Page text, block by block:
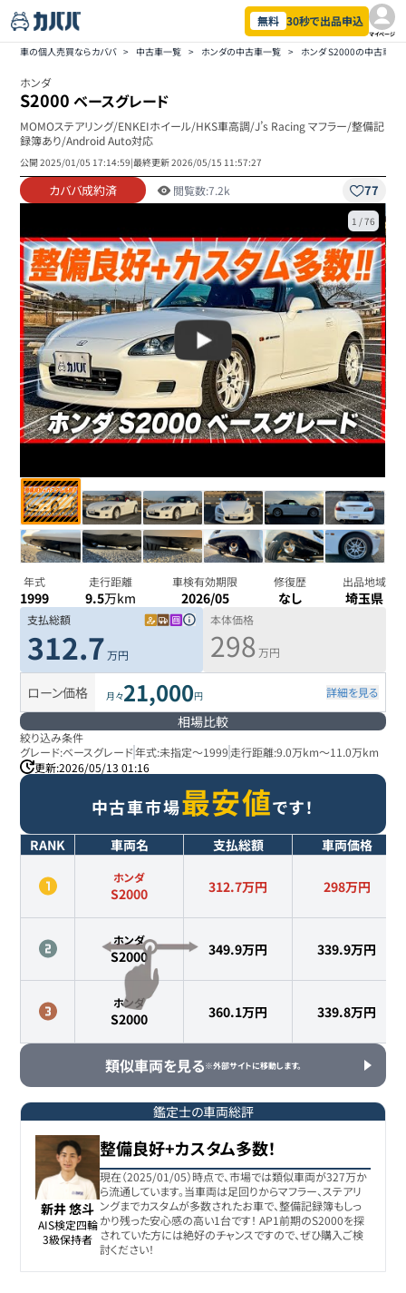
無料 30秒で出品申込
マイページ
車の個人売買ならカババ > 中古車一覧 > ホンダの中古車一覧 > ホンダ S2000の中古車一
ホンダ
S2000 ベースグレード
MOMOステアリング/ENKEIホイール/HKS車高調/J’s Racing マフラー/整備記
録簿あり/Android Auto対応
公開2025/01/05 17:14:59|最終更新2026/05/15 11:57:27
カババ成約済 閲覧数:7.2k 77
1 /76
年式
1999
走行距離
9.5万km
車検有効期限
2026/05
修復歴
なし
出品地域
埼玉県
支払総額
312.7 万円
本体価格
298 万円
ローン価格 月々21,000円 詳細を見る
相場比較
絞り込み条件
グレード:ベースグレード年式:未指定～1999 走行距離:9.0万km～11.0万km
更新:2026/05/13 01:16
中古車市場最安値です！
RANK 車両名 支払総額 車両価格
ホンダ
S2000 312.7万円 298万円
ホンダ
S2000 349.9万円 339.9万円
ホンダ
S2000 360.1万円 339.8万円
類似車両を見る※外部サイトに移動します。
鑑定士の車両総評
新井 悠斗
AIS検定四輪
3級保持者
整備良好+カスタム多数！
現在（2025/01/05）時点で、市場では類似車両が327万か
ら流通しています。当車両は足回りからマフラー、ステアリ
ングまでカスタムが多数されたお車で、整備記録簿もしっ
かり残った安心感の高い1台です！ AP1前期のS2000を探
されていた方には絶好のチャンスですので、ぜひ購入ご検
討ください！